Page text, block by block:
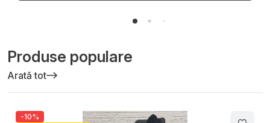
Produse populare
Arată tot
-10%